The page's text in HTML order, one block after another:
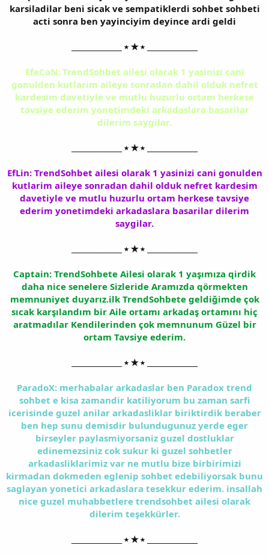
karsiladilar beni sicak ve sempatiklerdi sohbet sohbeti
acti sonra ben yayinciyim deyince ardi geldi
______________ ⭑ ★ ⭑ ______________
EfeCaN: TrendSohbet ailesi olarak 1 yasinizi cani
gonulden kutlarim aileye sonradan dahil olduk nefret
kardesim davetiyle ve mutlu huzurlu ortam herkese
tavsiye ederim yonetimdeki arkadaslara basarilar
dilerim saygilar.
______________ ⭑ ★ ⭑ ______________
EfLin: TrendSohbet ailesi olarak 1 yasinizi cani gonulden
kutlarim aileye sonradan dahil olduk nefret kardesim
davetiyle ve mutlu huzurlu ortam herkese tavsiye
ederim yonetimdeki arkadaslara basarilar dilerim
saygilar.
______________ ⭑ ★ ⭑ ______________
Captain: TrendSohbete Ailesi olarak 1 yaşımıza qirdik
daha nice senelere Sizleride Aramızda qörmekten
memnuniyet duyarız.ilk TrendSohbete geldiğimde çok
sıcak karşılandım bir Aile ortamı arkadaş ortamını hiç
aratmadılar Kendilerinden çok memnunum Güzel bir
ortam Tavsiye ederim.
______________ ⭑ ★ ⭑ ______________
ParadoX: merhabalar arkadaslar ben Paradox trend
sohbet e kisa zamandir katiliyorum bu zaman sarfi
icerisinde guzel anilar arkadasliklar biriktirdik beraber
ben hep sunu demisdir bulundugunuz yerde eger
birseyler paylasmiyorsaniz guzel dostluklar
edinemezsiniz cok sukur ki guzel sohbetler
arkadasliklarimiz var ne mutlu bize birbirimizi
kirmadan dokmeden eglenip sohbet edebiliyorsak bunu
saglayan yonetici arkadaslara tesekkur ederim. insallah
nice guzel muhabbetlere trendsohbet ailesi olarak
dilerim teşekkürler.
______________ ⭑ ★ ⭑ ______________